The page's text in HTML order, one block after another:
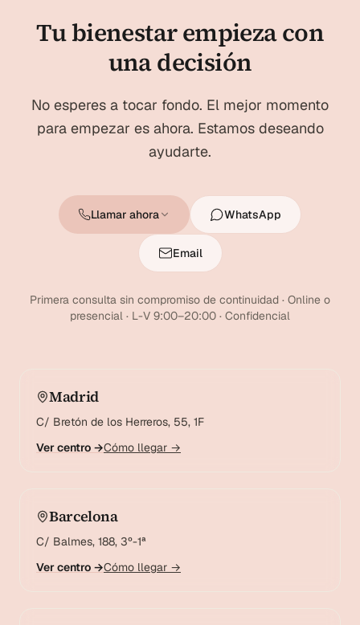
Tu bienestar empieza con
una decisión
No esperes a tocar fondo. El mejor momento
para empezar es ahora. Estamos deseando
ayudarte.
Llamar ahora WhatsApp
Email
Primera consulta sin compromiso de continuidad · Online o
presencial · L-V 9:00–20:00 · Confidencial
Madrid
C/ Bretón de los Herreros, 55, 1F
Ver centro →Cómo llegar →
Barcelona
C/ Balmes, 188, 3º-1ª
Ver centro →Cómo llegar →